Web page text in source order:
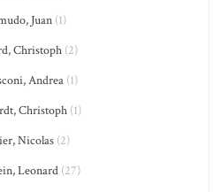
Juan(1)
Christoph(2)
Andrea(1)
Christoph (1)
Nicolas (2)
Leonard(27)